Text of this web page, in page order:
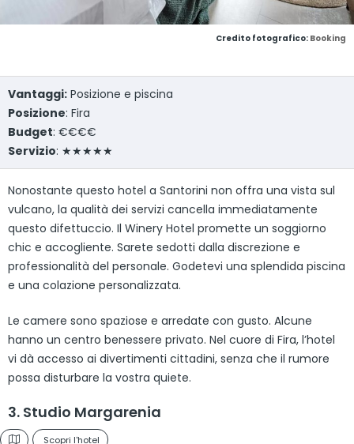
Credito fotografico: Booking
Vantaggi: Posizione e piscina
Posizione: Fira
Budget: €€€€
Servizio: ★★★★★
Nonostante questo hotel a Santorini non offra una vista sul
vulcano, la qualità dei servizi cancella immediatamente
questo difettuccio. Il Winery Hotel promette un soggiorno
chic e accogliente. Sarete sedotti dalla discrezione e
professionalità del personale. Godetevi una splendida piscina
e una colazione personalizzata.
Le camere sono spaziose e arredate con gusto. Alcune
hanno un centro benessere privato. Nel cuore di Fira, l’hotel
vi dà accesso ai divertimenti cittadini, senza che il rumore
possa disturbare la vostra quiete.
3. Studio Margarenia
Scopri l'hotel